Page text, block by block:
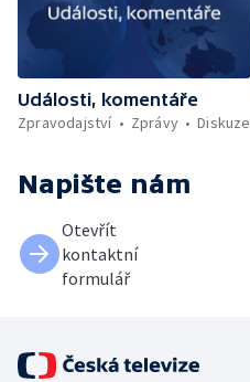
Události, komentáře
Zpravodajství
Zprávy Diskuze
Napište nám
Otevřít
kontaktní
formulář